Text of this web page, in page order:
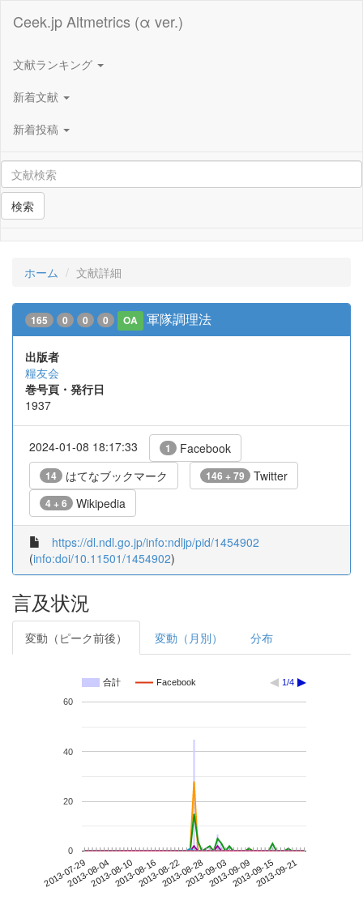
Ceek.jp Altmetrics (α ver.)
文献ランキング
新着文献
新着投稿
検索
ホーム 文献詳細
165 0 0 0 OA 軍隊調理法
出版者
糧友会
巻号頁・発行日
1937
2024-01-08 18:17:33 1 Facebook
14 はてなブックマーク 146 + 79 Twitter
4 + 6 Wikipedia
https://dl.ndl.go.jp/info:ndljp/pid/1454902
(info:doi/10.11501/1454902)
言及状況
変動（ピーク前後） 変動（月別） 分布
合計 Facebook 1/4
2013-07-292013-08-042013-08-102013-08-162013-08-222013-08-282013-09-032013-09-092013-09-152013-09-21
0
20
40
60